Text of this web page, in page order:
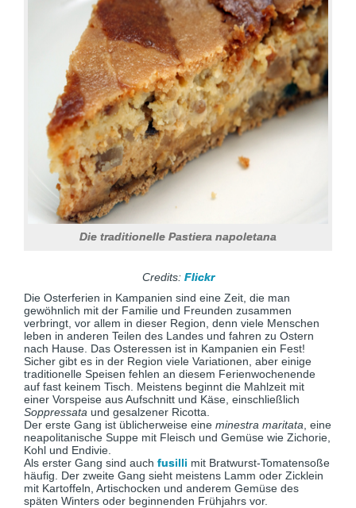
Die traditionelle Pastiera napoletana
Credits: Flickr
Die Osterferien in Kampanien sind eine Zeit, die man
gewöhnlich mit der Familie und Freunden zusammen
verbringt, vor allem in dieser Region, denn viele Menschen
leben in anderen Teilen des Landes und fahren zu Ostern
nach Hause. Das Osteressen ist in Kampanien ein Fest!
Sicher gibt es in der Region viele Variationen, aber einige
traditionelle Speisen fehlen an diesem Ferienwochenende
auf fast keinem Tisch. Meistens beginnt die Mahlzeit mit
einer Vorspeise aus Aufschnitt und Käse, einschließlich
Soppressata und gesalzener Ricotta.
Der erste Gang ist üblicherweise eine minestra maritata , eine
neapolitanische Suppe mit Fleisch und Gemüse wie Zichorie,
Kohl und Endivie.
Als erster Gang sind auch fusilli mit Bratwurst-Tomatensoße
häufig. Der zweite Gang sieht meistens Lamm oder Zicklein
mit Kartoffeln, Artischocken und anderem Gemüse des
späten Winters oder beginnenden Frühjahrs vor.